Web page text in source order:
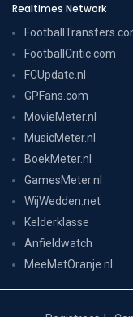
Realtimes Network
FootballCritic.com
FCUpdate.nl
GPFans.com
MovieMeter.nl
MusicMeter.nl
BoekMeter.nl
GamesMeter.nl
WijWedden.net
Kelderklasse
Anfieldwatch
MeeMetOranje.nl